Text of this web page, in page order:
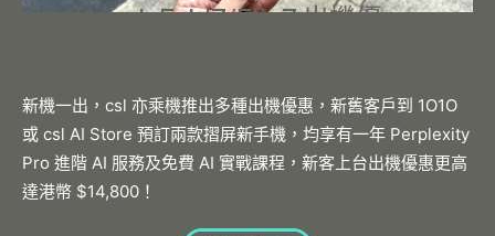
csl. Fold7/Flip7 出機優
新機一出，csl 亦乘機推出多種出機優惠，新舊客戶到 1O1O
或 csl AI Store 預訂兩款摺屏新手機，均享有一年 Perplexity
Pro 進階 AI 服務及免費 AI 實戰課程，新客上台出機優惠更高
達港幣 $14,800！